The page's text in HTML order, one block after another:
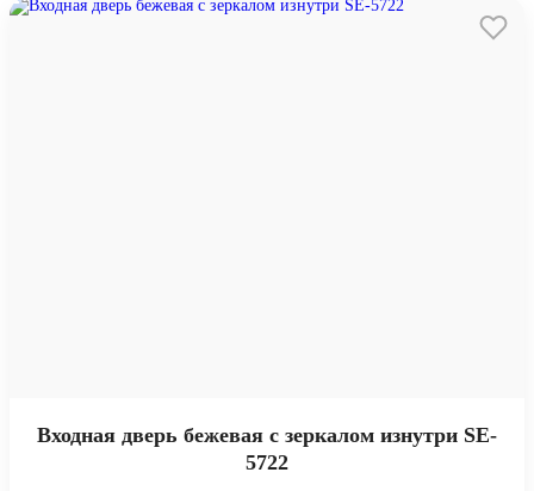
Входная дверь бежевая с зеркалом изнутри SE-
5722